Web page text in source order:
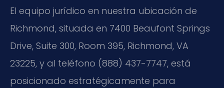
El equipo jurídico en nuestra ubicación de
Richmond, situada en 7400 Beaufont Springs
Drive, Suite 300, Room 395, Richmond, VA
23225, y al teléfono (888) 437-7747, está
posicionado estratégicamente para